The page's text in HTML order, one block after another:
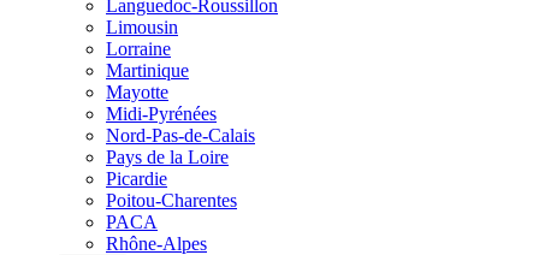
Languedoc-Roussillon
Limousin
Lorraine
Martinique
Mayotte
Midi-Pyrénées
Nord-Pas-de-Calais
Pays de la Loire
Picardie
Poitou-Charentes
PACA
Rhône-Alpes